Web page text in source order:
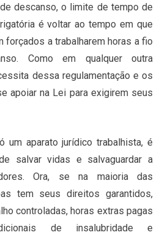
descanso, o limite de tempo de
é voltar ao tempo em que
forçados a trabalharem horas a fio
Como em qualquer outra
dessa regulamentação e os
apoiar na Lei para exigirem seus
um aparato jurídico trabalhista, é
salvar vidas e salvaguardar a
Ora, se na maioria das
tem seus direitos garantidos,
controladas, horas extras pagas
de insalubridade e